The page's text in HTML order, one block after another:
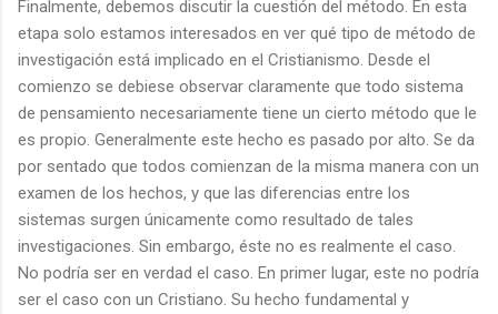
Finalmente, debemos discutir la cuestión del método. En esta
etapa solo estamos interesados en ver qué tipo de método de
investigación está implicado en el Cristianismo. Desde el
comienzo se debiese observar claramente que todo sistema
de pensamiento necesariamente tiene un cierto método que le
es propio. Generalmente este hecho es pasado por alto. Se da
por sentado que todos comienzan de la misma manera con un
examen de los hechos, y que las diferencias entre los
sistemas surgen únicamente como resultado de tales
investigaciones. Sin embargo, éste no es realmente el caso.
No podría ser en verdad el caso. En primer lugar, este no podría
ser el caso con un Cristiano. Su hecho fundamental y